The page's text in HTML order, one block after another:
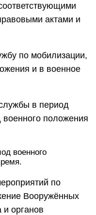
актами и
по мобилизации,
и в военное
в период
положения
военного
по
Вооружённых
и органов